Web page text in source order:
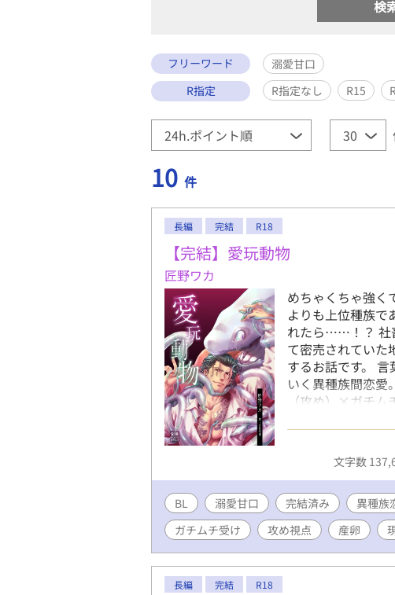
フリーワード
溺愛甘口
R指定
R指定なし R15
10 件
長編 完結 R18
【完結】愛玩動物
匠野ワカ
めちゃくちゃ強く
よりも上位種族で
れたら……！？ 社
て密売されていた
するお話です。
いく異種族間恋愛
（攻め）×ガチ
卵あり。 このよ
すめれば読みすす
厳ついヤクザも
いが止まらない
ど過激な流血表現
ン。ムーンライト
編は約8万文字）
して投稿しました
文字数
BL 溺愛甘口 完結済み 異種族
ガチムチ受け
攻め視点 産卵
長編 完結 R18